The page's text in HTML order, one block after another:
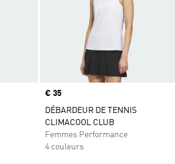
Prix
€ 35
DÉBARDEUR DE TENNIS
CLIMACOOL CLUB
Femmes Performance
4 couleurs